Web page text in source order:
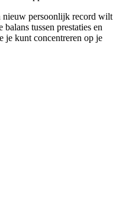
nieuw persoonlijk record wilt
tussen prestaties en
je kunt concentreren op je